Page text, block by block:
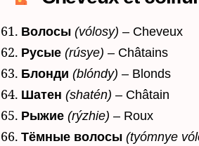
Волосы (vólosy) – Cheveux
Русые (rúsye) – Châtains
Блонди (blóndy) – Blonds
Шатен (shatén) – Châtain
Рыжие (rýzhie) – Roux
Тёмные волосы (tyómnye